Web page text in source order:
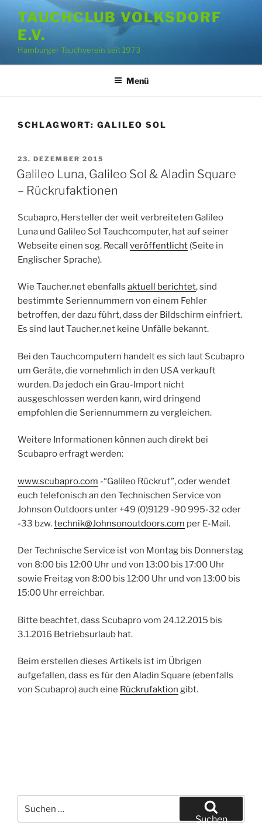
Inhalt
springen
TAUCHCLUB VOLKSDORF
E.V.
Hamburger Tauchverein seit 1973
Menü
SCHLAGWORT: GALILEO SOL
VERÖFFENTLICHT
AM
23. DEZEMBER 2015
Galileo Luna, Galileo Sol & Aladin Square
– Rückrufaktionen
Scubapro, Hersteller der weit verbreiteten Galileo
Luna und Galileo Sol Tauchcomputer, hat auf seiner
Webseite einen sog. Recall veröffentlicht (Seite in
Englischer Sprache).
Wie Taucher.net ebenfalls aktuell berichtet, sind
bestimmte Seriennummern von einem Fehler
betroffen, der dazu führt, dass der Bildschirm einfriert.
Es sind laut Taucher.net keine Unfälle bekannt.
Bei den Tauchcomputern handelt es sich laut Scubapro
um Geräte, die vornehmlich in den USA verkauft
wurden. Da jedoch ein Grau-Import nicht
ausgeschlossen werden kann, wird dringend
empfohlen die Seriennummern zu vergleichen.
Weitere Informationen können auch direkt bei
Scubapro erfragt werden:
www.scubapro.com -“Galileo Rückruf”, oder wendet
euch telefonisch an den Technischen Service von
Johnson Outdoors unter +49 (0)9129 -90 995-32 oder
-33 bzw.technik@Johnsonoutdoors.com per E-Mail.
Der Technische Service ist von Montag bis Donnerstag
von 8:00 bis 12:00 Uhr und von 13:00 bis 17:00 Uhr
sowie Freitag von 8:00 bis 12:00 Uhr und von 13:00 bis
15:00 Uhr erreichbar.
Bitte beachtet, dass Scubapro vom 24.12.2015 bis
3.1.2016 Betriebsurlaub hat.
Beim erstellen dieses Artikels ist im Übrigen
aufgefallen, dass es für den Aladin Square (ebenfalls
von Scubapro) auch eine Rückrufaktion gibt.
nach:
Suchen